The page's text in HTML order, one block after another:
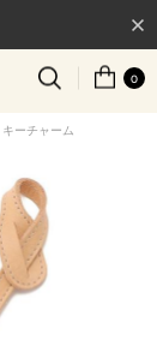
送料無料
トガイド
0
キーチャーム